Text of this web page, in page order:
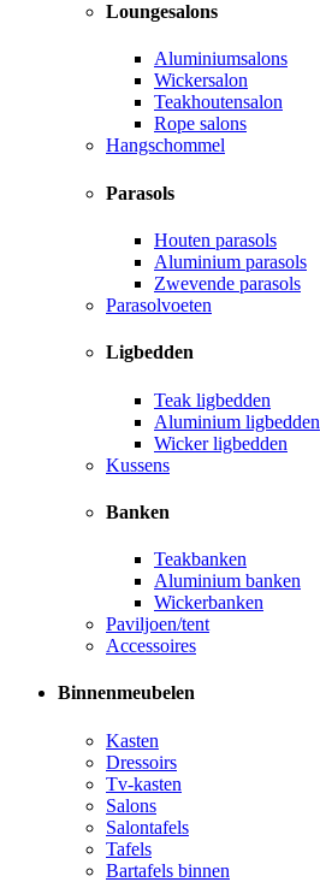
Loungesalons
Aluminiumsalons
Wickersalon
Teakhoutensalon
Rope salons
Hangschommel
Parasols
Houten parasols
Aluminium parasols
Zwevende parasols
Parasolvoeten
Ligbedden
Teak ligbedden
Aluminium ligbedden
Wicker ligbedden
Kussens
Banken
Teakbanken
Aluminium banken
Wickerbanken
Paviljoen/tent
Accessoires
Binnenmeubelen
Kasten
Dressoirs
Tv-kasten
Salons
Salontafels
Tafels
Bartafels binnen